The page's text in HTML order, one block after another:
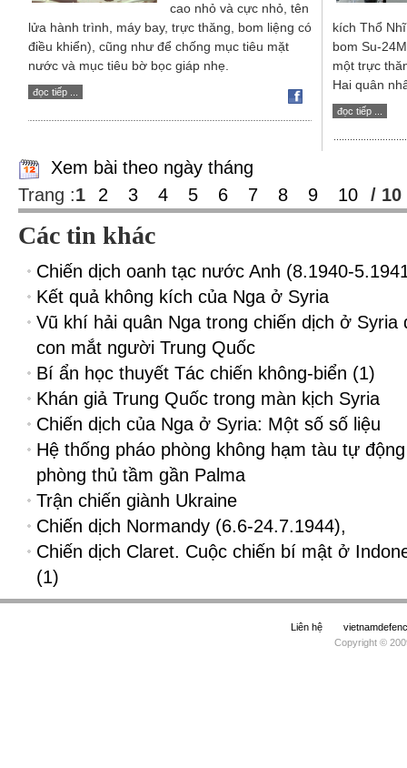
cao nhỏ và cực nhỏ, tên
lửa hành trình, máy bay, trực thăng, bom liệng có
điều khiển), cũng như để chống mục tiêu mặt
nước và mục tiêu bờ bọc giáp nhẹ.
đọc tiếp ...
kích Thổ
bom Su-
một trực
Hai quân
đọc tiếp ...
Xem bài theo ngày tháng
Trang :1 2 3 4 5 6 7 8 9 10 / 10
Các tin khác
Chiến dịch oanh tạc nước Anh (8.1940-
Kết quả không kích của Nga ở Syria
Vũ khí hải quân Nga trong chiến dịch ở Syria
con mắt người Trung Quốc
Bí ẩn học thuyết Tác chiến không-biển (1)
Khán giả Trung Quốc trong màn kịch Syria
Chiến dịch của Nga ở Syria: Một số số liệu
Hệ thống pháo phòng không hạm tàu tự
phòng thủ tầm gần Palma
Trận chiến giành Ukraine
Chiến dịch Normandy (6.6-24.7.1944),
Chiến dịch Claret. Cuộc chiến bí mật ở
(1)
Liên hệ
Copyright ©